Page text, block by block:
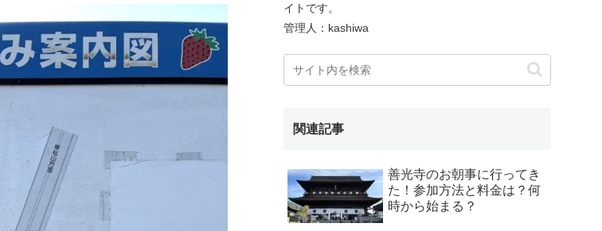
イトです。
管理人：kashiwa
関連記事
善光寺のお朝事に行ってき
た！参加方法と料金は？何
時から始まる？